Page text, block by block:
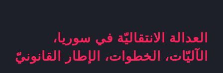
العدالة الانتقاليّة في سوريا،
الآليّات، الخطوات، الإطار القانونيّ